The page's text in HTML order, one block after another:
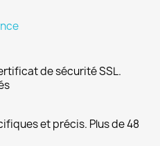
de sécurité SSL.
et précis. Plus de 48